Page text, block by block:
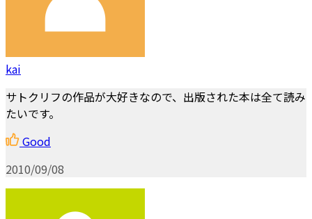
kai
サトクリフの作品が大好きなので、出版された本は全て読み
たいです。
Good
2010/09/08